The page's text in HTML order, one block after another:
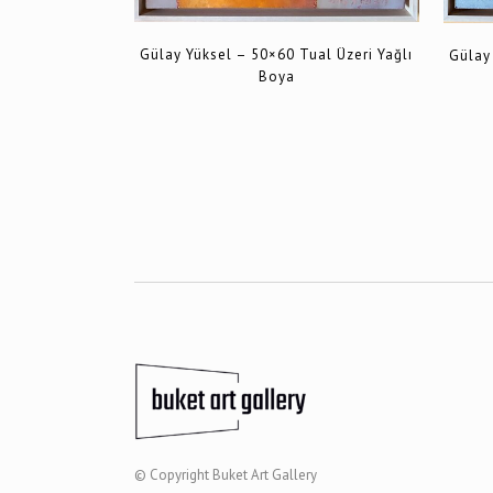
Gülay Yüksel – 50×60 Tual Üzeri Yağlı
Boya
© Copyright Buket Art Gallery